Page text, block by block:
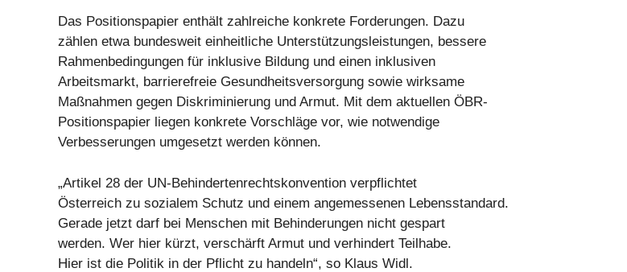
Das Positionspapier enthält zahlreiche konkrete Forderungen. Dazu
zählen etwa bundesweit einheitliche Unterstützungsleistungen, bessere
Rahmenbedingungen für inklusive Bildung und einen inklusiven
Arbeitsmarkt, barrierefreie Gesundheitsversorgung sowie wirksame
Maßnahmen gegen Diskriminierung und Armut. Mit dem aktuellen ÖBR-
Positionspapier liegen konkrete Vorschläge vor, wie notwendige
Verbesserungen umgesetzt werden können.
„Artikel 28 der UN-Behindertenrechtskonvention verpflichtet
Österreich zu sozialem Schutz und einem angemessenen Lebensstandard.
Gerade jetzt darf bei Menschen mit Behinderungen nicht gespart
werden. Wer hier kürzt, verschärft Armut und verhindert Teilhabe.
Hier ist die Politik in der Pflicht zu handeln“, so Klaus Widl.